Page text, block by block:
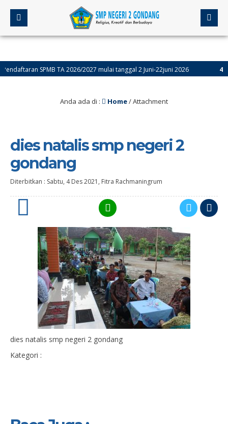
SPMB TA 2026/2027 mulai tanggal 2 Juni-22juni 2026 4
Anda ada di : Home/ Attachment
dies natalis smp negeri 2
gondang
Diterbitkan : Sabtu, 4 Des 2021 , Fitra Rachmaningrum
dies natalis smp negeri 2 gondang
Kategori :